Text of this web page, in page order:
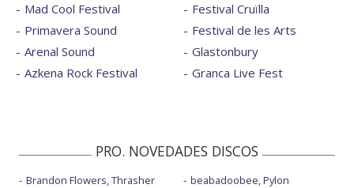
Mad Cool Festival
Primavera Sound
Arenal Sound
Azkena Rock Festival
Festival Cruïlla
Festival de les Arts
Glastonbury
Granca Live Fest
PRO. NOVEDADES DISCOS
Brandon Flowers, Thrasher
beabadoobee, Pylon